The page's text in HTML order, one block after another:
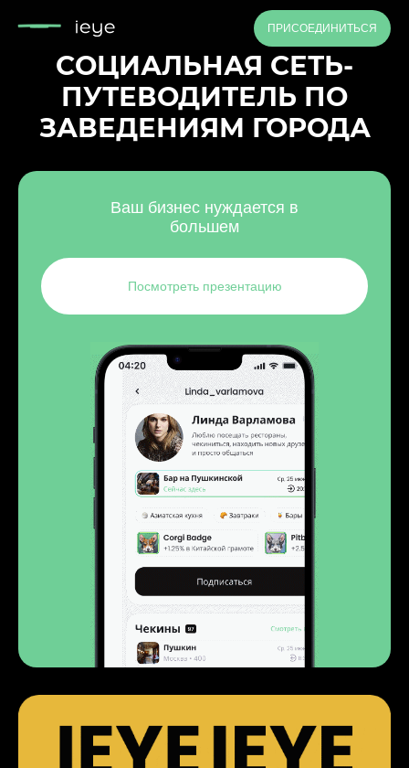
ПРИСОЕДИНИТЬСЯ
СОЦИАЛЬНАЯ СЕТЬ-
ПУТЕВОДИТЕЛЬ ПО
ЗАВЕДЕНИЯМ ГОРОДА
Ваш бизнес нуждается в
большем
Посмотреть презентацию